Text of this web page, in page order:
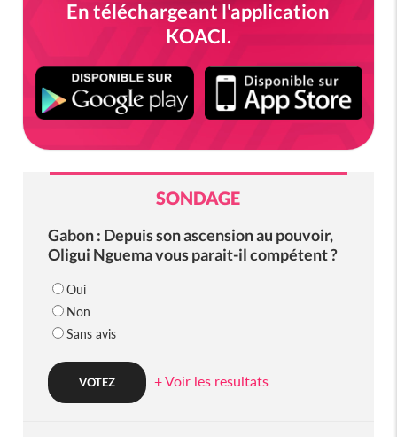
En téléchargeant l'application
KOACI.
SONDAGE
Gabon : Depuis son ascension au pouvoir,
Oligui Nguema vous parait-il compétent ?
Oui
Non
Sans avis
+ Voir les resultats